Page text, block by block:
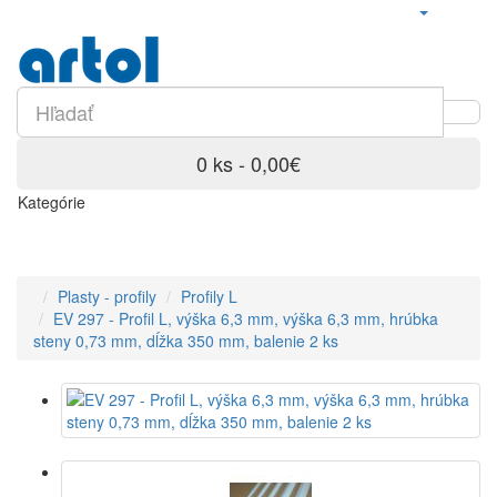
0 ks - 0,00€
Kategórie
Plasty - profily
Profily L
EV 297 - Profil L, výška 6,3 mm, výška 6,3 mm, hrúbka
steny 0,73 mm, dĺžka 350 mm, balenie 2 ks